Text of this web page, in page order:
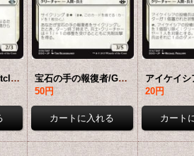
疾風衣の散兵/Gustcloak Skirmisher 【日本語版】 [EVK-白U]
宝石の手の報復者/Gempalm Avenger 【日本語版】 [EVK-白C]
50円
20円